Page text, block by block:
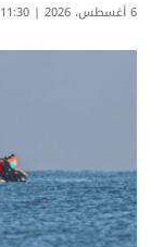
6 أغسطس، 2026 | 11:30